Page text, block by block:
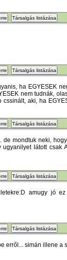
Társalgás listázása
Társalgás listázása
ha EGYESEK
nem tudnák,
aki, ha
Társalgás listázása
mondtuk neki,
látott csak
Társalgás listázása
amugy jó
Társalgás listázása
erről... simán illene a